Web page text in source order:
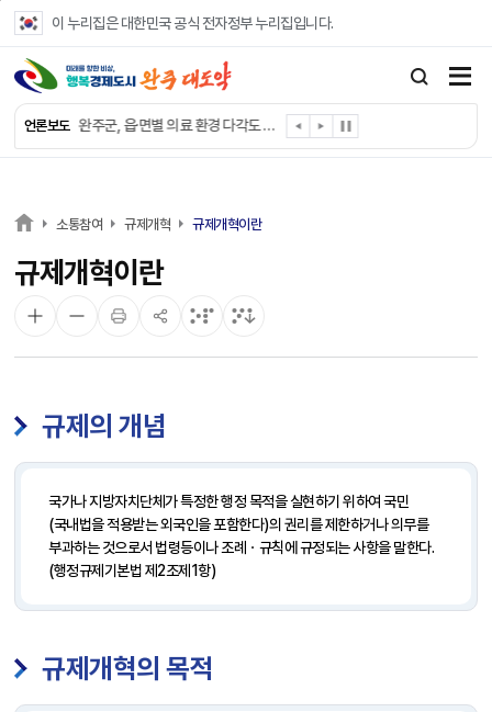
이 누리집은 대한민국 공식 전자정부 누리집입니다.
언론보도
완주군, ‘수의계약 총량제’ 개편 운영
완주군 청소년, 초록우산 지원으로 치과 치료
완주군, 읍·면별 의료 환경 다각도 진단한다
완주군, 모바일 헬스케어 “내 건강 변화 직접 확인”
소통참여 규제개혁 규제개혁이란
규제개혁이란
규제의 개념
국가나 지방자치단체가 특정한 행정 목적을 실현하기 위하여 국민
(국내법을 적용받는 외국인을 포함한다)의 권리를 제한하거나 의무를
부과하는 것으로서 법령등이나 조례ㆍ규칙에 규정되는 사항을 말한다.
(행정규제기본법 제2조제1항)
규제개혁의 목적